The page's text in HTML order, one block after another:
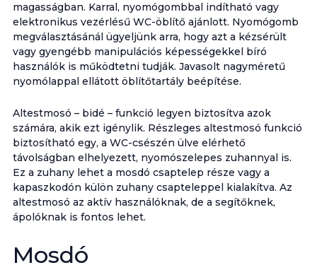
magasságban. Karral, nyomógombbal indítható vagy
elektronikus vezérlésű WC-öblítő ajánlott. Nyomógomb
megválasztásánál ügyeljünk arra, hogy azt a kézsérült
vagy gyengébb manipulációs képességekkel bíró
használók is működtetni tudják. Javasolt nagyméretű
nyomólappal ellátott öblítőtartály beépítése.
Altestmosó – bidé – funkció legyen biztosítva azok
számára, akik ezt igénylik. Részleges altestmosó funkció
biztosítható egy, a WC-csészén ülve elérhető
távolságban elhelyezett, nyomószelepes zuhannyal is.
Ez a zuhany lehet a mosdó csaptelep része vagy a
kapaszkodón külön zuhany csapteleppel kialakítva. Az
altestmosó az aktív használóknak, de a segítőknek,
ápolóknak is fontos lehet.
Mosdó